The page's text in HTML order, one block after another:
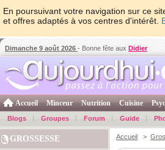
En poursuivant votre navigation sur ce
et offres adaptés à vos centres d'intérêt.
Dimanche 9 août 2026 - Bonne fête aux Didier
Accueil Minceur Nutrition Cuisine
Blogs Groupes Forum Guide
GROSSESSE Accueil >